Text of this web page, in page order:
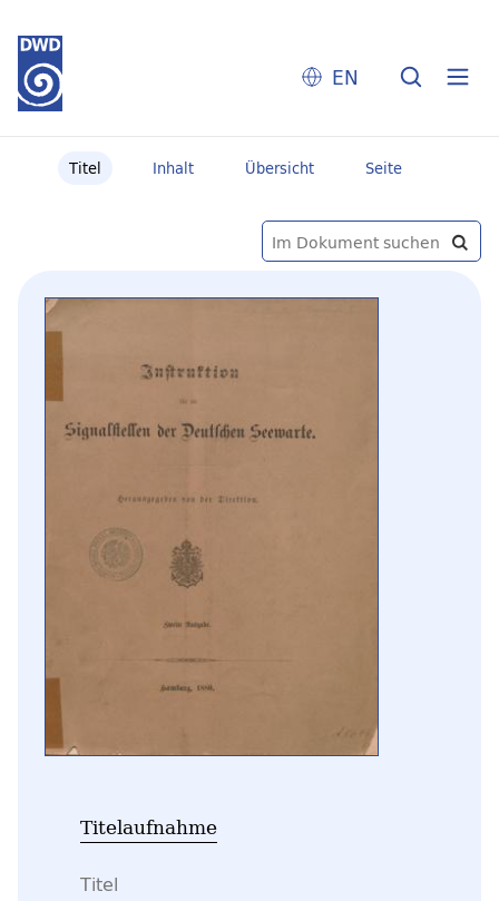
EN
Titel Inhalt Übersicht Seite
Titelaufnahme
Titel